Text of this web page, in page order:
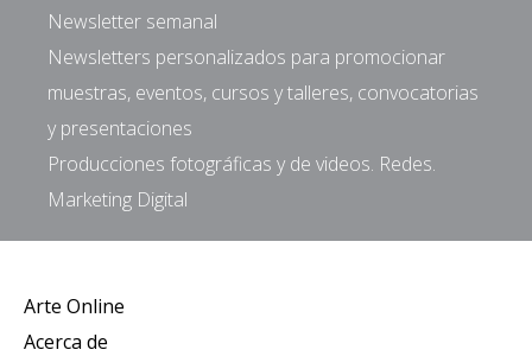
Newsletter semanal
Newsletters personalizados para promocionar
muestras, eventos, cursos y talleres, convocatorias
y presentaciones
Producciones fotográficas y de videos. Redes.
Marketing Digital
Arte Online
Acerca de